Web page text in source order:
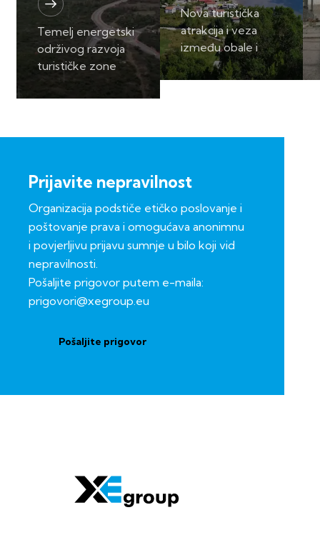
Temelj energetski
održivog razvoja
turističke zone
Luštica.
Nova turistička
atrakcija i veza
između obale i
zaleđa Herceg
Novog.
Prijavite nepravilnost
Organizacija podstiče etičko poslovanje i
poštovanje prava i omogućava anonimnu
i povjerljivu prijavu sumnje u bilo koji vid
nepravilnosti.
Pošaljite prigovor putem e-maila:
prigovori@xegroup.eu
Pošaljite prigovor